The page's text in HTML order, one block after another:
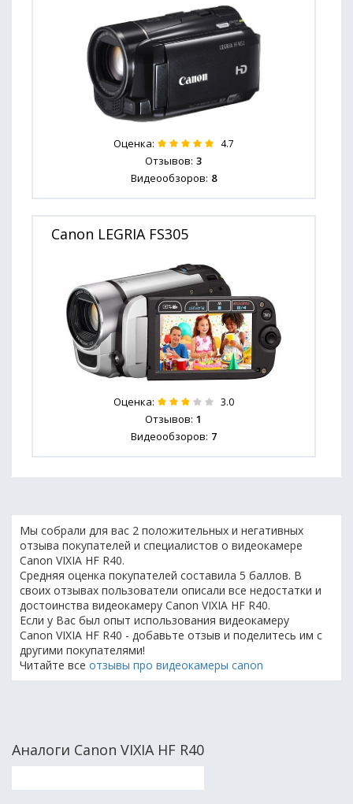
Оценка: 4.7
Отзывов: 3
Видеообзоров: 8
Canon LEGRIA FS305
Оценка: 3.0
Отзывов: 1
Видеообзоров: 7
Мы собрали для вас 2 положительных и негативных
отзыва покупателей и специалистов о видеокамере
Canon VIXIA HF R40.
Средняя оценка покупателей составила 5 баллов. В
своих отзывах пользователи описали все недостатки и
достоинства видеокамеру Canon VIXIA HF R40.
Если у Вас был опыт использования видеокамеру
Canon VIXIA HF R40 - добавьте отзыв и поделитесь им с
другими покупателями!
Читайте все отзывы про видеокамеры canon
Аналоги Canon VIXIA HF R40